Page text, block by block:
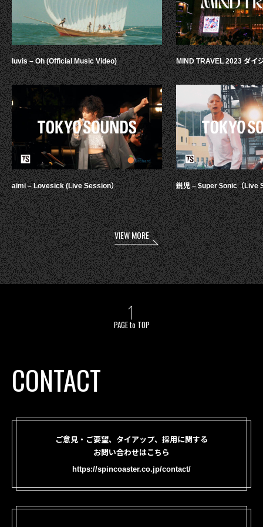
luvis – Oh (Official Music Video)
aimi – Lovesick (Live Session）
MIND TRAVEL 2023 ダイ
鋭児 – $uper $onic（Live
VIEW MORE
PAGE to TOP
CONTACT
ご意見・ご要望、タイアップ、採用に関する
お問い合わせはこちら
https://spincoaster.co.jp/contact/